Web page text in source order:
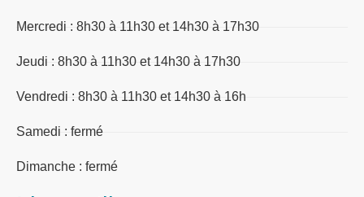
Mercredi : 8h30 à 11h30 et 14h30 à 17h30
Jeudi : 8h30 à 11h30 et 14h30 à 17h30
Vendredi : 8h30 à 11h30 et 14h30 à 16h
Samedi : fermé
Dimanche : fermé